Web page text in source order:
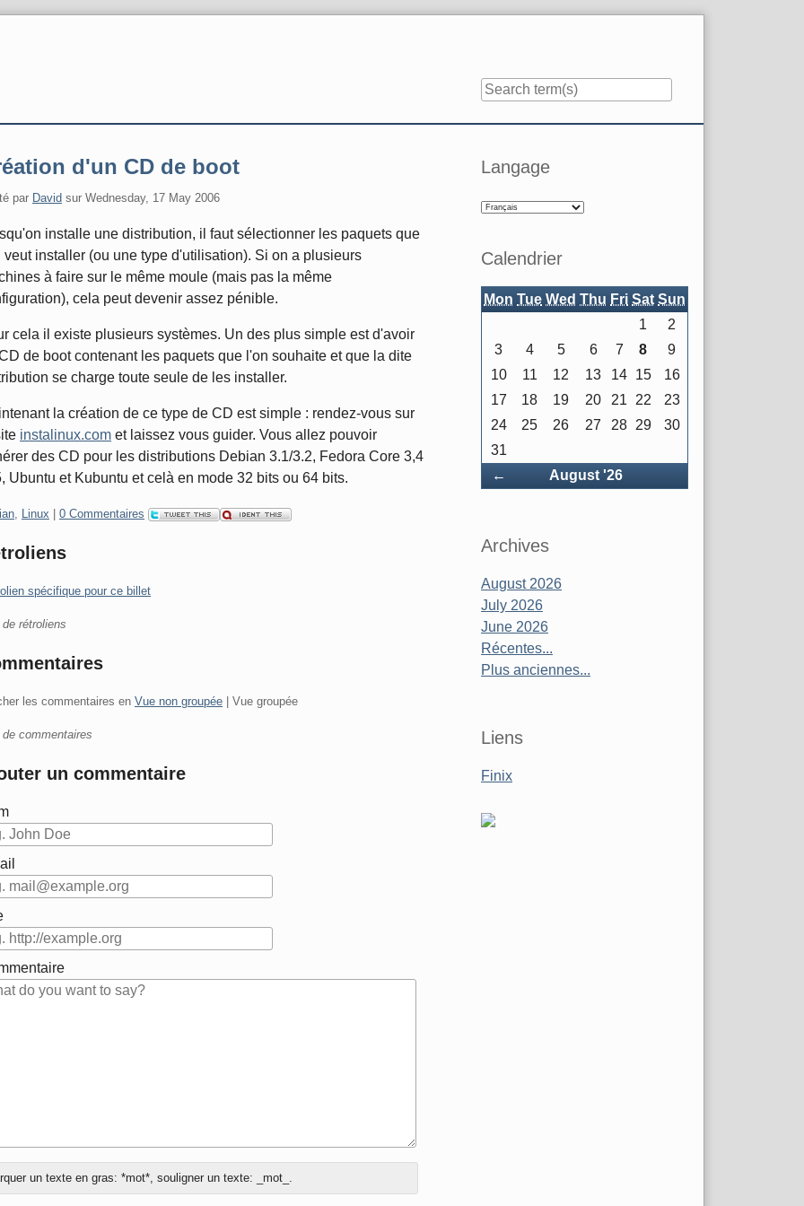
d'un CD de boot
par David sur Wednesday, 17 May 2006
installe une distribution, il faut sélectionner les paquets que
veut installer (ou une type d'utilisation). Si on a plusieurs
à faire sur le même moule (mais pas la même
cela peut devenir assez pénible.
cela il existe plusieurs systèmes. Un des plus simple est d'avoir
de boot contenant les paquets que l'on souhaite et que la dite
se charge toute seule de les installer.
la création de ce type de CD est simple : rendez-vous sur
instalinux.com et laissez vous guider. Vous allez pouvoir
des CD pour les distributions Debian 3.1/3.2, Fedora Core 3,4
Ubuntu et Kubuntu et celà en mode 32 bits ou 64 bits.
, Linux 0 Commentaires
spécifique pour ce billet
rétroliens
les commentaires en Vue non groupée | Vue groupée
commentaires
un commentaire
un texte en gras: *mot*, souligner un texte: _mot_.
Sidebar
Langage
Calendrier
Mon Tue Wed Thu Fri Sat Sun
← PrécédentAugust '26
1
2
3
4 5 6 7 8
9
10
11 12 13 14 15
16
17
18 19 20 21 22
23
24
25 26 27 28 29
30
31
Archives
August 2026
July 2026
June 2026
Récentes...
Plus anciennes...
Liens
Finix